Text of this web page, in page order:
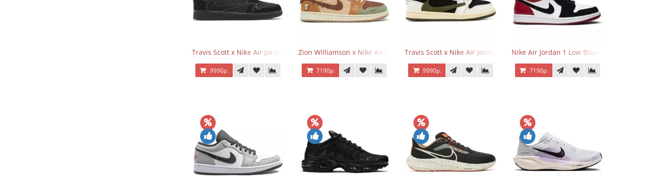
Travis Scott x Nike Air Jordan 1 Retro Low OG SP Black Phantom
9990р.
Zion Williamson x Nike Air Jordan 1 Retro Low OG Voodoo
7190р.
Travis Scott x Nike Air Jordan 1 Retro Low OG SP Olive
9990р.
Nike Air Jordan 1 Low Black Toe
7190р.